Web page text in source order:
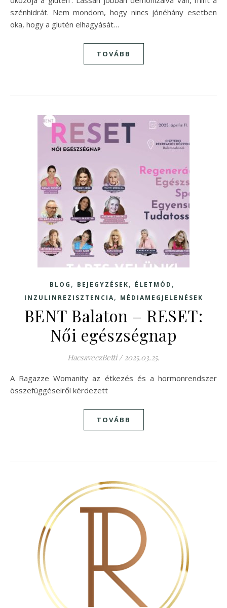
szénhidrát. Nem mondom, hogy nincs jónéhány esetben
oka, hogy a glutén elhagyását…
TOVÁBB
BLOG , BEJEGYZÉSEK, ÉLETMÓD ,
INZULINREZISZTENCIA, MÉDIAMEGJELENÉSEK
BENT Balaton – RESET:
Női egészségnap
HacsaveczBetti / 2025.03.25.
A Ragazze Womanity az étkezés és a hormonrendszer
összefüggéseiről kérdezett
TOVÁBB